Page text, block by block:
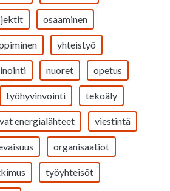
osaaminen
yhteistyö
nuoret opetus
työhyvinvointi tekoäly
energialähteet viestintä
organisaatiot
työyhteisöt